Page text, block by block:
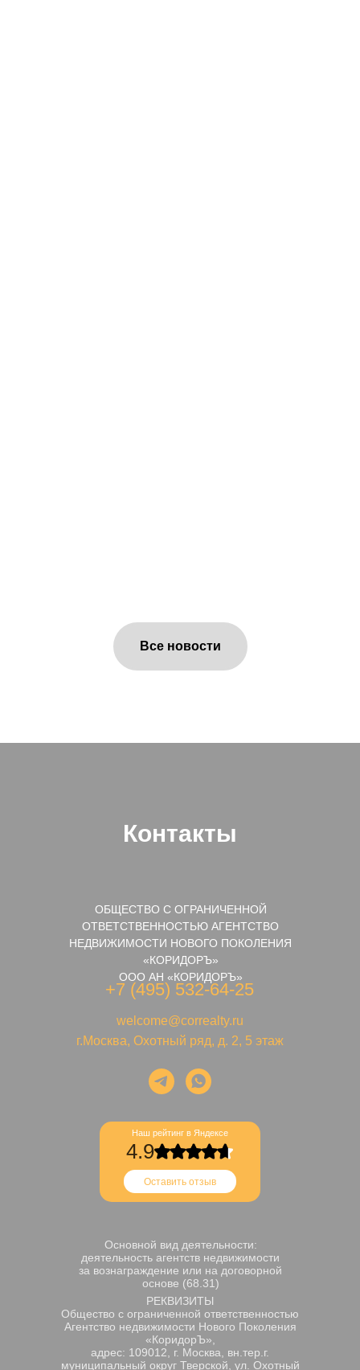
Все новости
ОБЩЕСТВО С ОГРАНИЧЕННОЙ
ОТВЕТСТВЕННОСТЬЮ АГЕНТСТВО
НЕДВИЖИМОСТИ НОВОГО ПОКОЛЕНИЯ
«КОРИДОРЪ»
ООО АН «КОРИДОРЪ»
Контакты
г.Москва, Охотный ряд, д. 2, 5 этаж
+7 (495) 532-64-25
welcome@correalty.ru
Наш рейтинг в Яндексе
Оставить отзыв
4.9
Основной вид деятельности:
деятельность агентств недвижимости
за вознаграждение или на договорной
основе (68.31)
РЕКВИЗИТЫ
Общество с ограниченной ответственностью
Агентство недвижимости Нового Поколения
«КоридорЪ»,
адрес: 109012, г. Москва, вн.тер.г.
муниципальный округ Тверской, ул. Охотный